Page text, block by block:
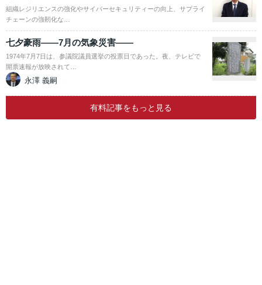
組織レジリエンスの強化やサイバーセキュリティーの向上、サプライ
チェーンの強靭化な…
七夕豪雨――7月の気象災害――
1974年7月7日は、参議院議員選挙の投票日であった。夜、テレビで
開票速報が放映されて…
永澤 義嗣
有料記事をもっと見る